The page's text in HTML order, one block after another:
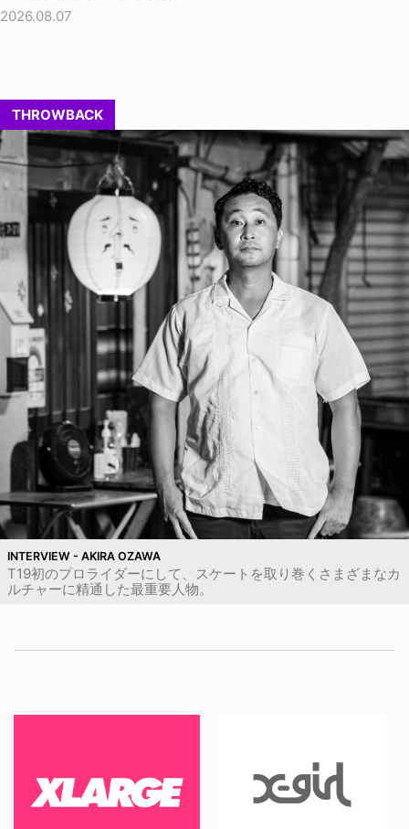
2026.08.07
THROWBACK
INTERVIEW - AKIRA OZAWA
T19初のプロライダーにして、スケートを取り巻くさまざまなカ
ルチャーに精通した最重要人物。